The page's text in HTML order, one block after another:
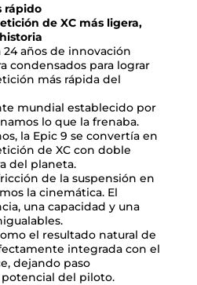
rápido
de XC más ligera,
años de innovación
condensados para lograr
más rápida del
mundial establecido por
lo que la frenaba.
la Epic 9 se convertía en
de XC con doble
del planeta.
de la suspensión en
la cinemática. El
una capacidad y una
el resultado natural de
integrada con el
dejando paso
del piloto.